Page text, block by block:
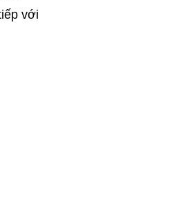
với